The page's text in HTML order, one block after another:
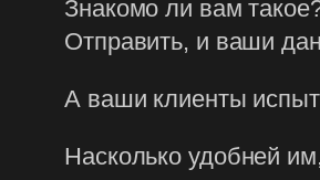
Знакомо ли вам
Отправить, и ваши
А ваши клиенты
Насколько удобней